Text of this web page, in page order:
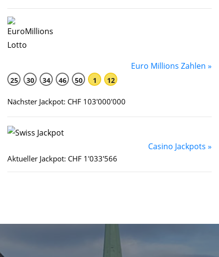
Euro Millions Zahlen »
25 30 34 46 50 1 12
Nächster Jackpot: CHF 103'000'000
Casino Jackpots »
Aktueller Jackpot: CHF 1'033'566